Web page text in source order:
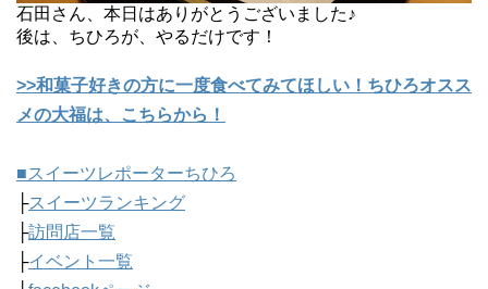
石田さん、本日はありがとうございました♪
後は、ちひろが、やるだけです！
>>和菓子好きの方に一度食べてみてほしい！ちひろオスス
メの大福は、こちらから！
■スイーツレポーターちひろ
├スイーツランキング
├訪問店一覧
├イベント一覧